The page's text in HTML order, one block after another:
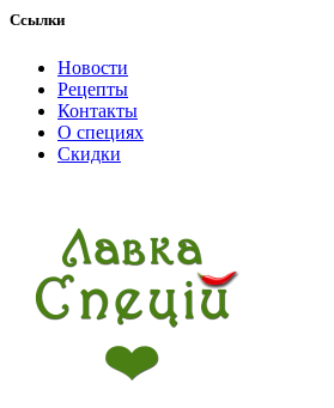
Ссылки
Новости
Рецепты
Контакты
О специях
Скидки